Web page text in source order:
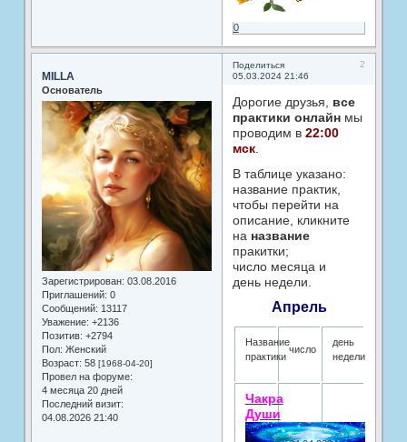
0
Поделиться
2
05.03.2024 21:46
MILLA
Основатель
Зарегистрирован: 03.08.2016
Приглашений: 0
Сообщений: 13117
Уважение: +2136
Позитив: +2794
Пол: Женский
Возраст: 58 [1968-04-20]
Провел на форуме:
4 месяца 20 дней
Последний визит:
04.08.2026 21:40
Дорогие друзья, все
практики онлайнмы
проводим в 22:00
мск.
В таблице указано:
название практик,
чтобы перейти на
описание, кликните
на название
пракитки;
число месяца и
день недели.
Апрель
Название
практики
число
день
недели
Чакра
Души